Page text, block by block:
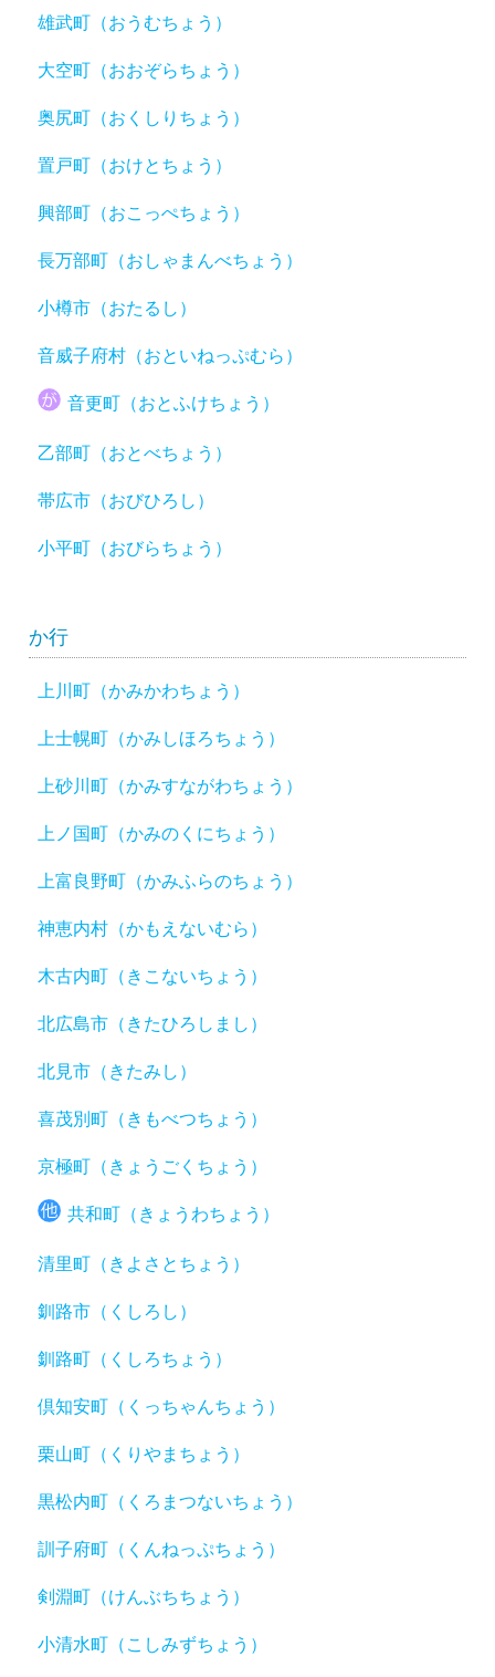
雄武町（おうむちょう）
大空町（おおぞらちょう）
奥尻町（おくしりちょう）
置戸町（おけとちょう）
興部町（おこっぺちょう）
長万部町（おしゃまんべちょう）
小樽市（おたるし）
音威子府村（おといねっぷむら）
音更町（おとふけちょう）
乙部町（おとべちょう）
帯広市（おびひろし）
小平町（おびらちょう）
か行
上川町（かみかわちょう）
上士幌町（かみしほろちょう）
上砂川町（かみすながわちょう）
上ノ国町（かみのくにちょう）
上富良野町（かみふらのちょう）
神恵内村（かもえないむら）
木古内町（きこないちょう）
北広島市（きたひろしまし）
北見市（きたみし）
喜茂別町（きもべつちょう）
京極町（きょうごくちょう）
共和町（きょうわちょう）
清里町（きよさとちょう）
釧路市（くしろし）
釧路町（くしろちょう）
倶知安町（くっちゃんちょう）
栗山町（くりやまちょう）
黒松内町（くろまつないちょう）
訓子府町（くんねっぷちょう）
剣淵町（けんぶちちょう）
小清水町（こしみずちょう）